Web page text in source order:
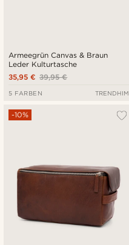
Armeegrün Canvas & Braun
Leder Kulturtasche
39,95 €
35,95 €
5 FARBEN TRENDHIM
-10%